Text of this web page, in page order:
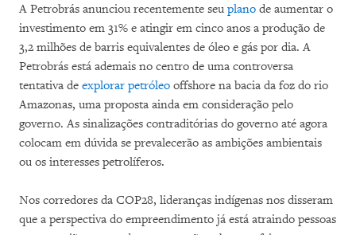
A Petrobrás anunciou recentemente seu plano de aumentar o
investimento em 31% e atingir em cinco anos a produção de
3,2 milhões de barris equivalentes de óleo e gás por dia. A
Petrobrás está ademais no centro de uma controversa
tentativa de explorar petróleo offshore na bacia da foz do rio
Amazonas, uma proposta ainda em consideração pelo
governo. As sinalizações contraditórias do governo até agora
colocam em dúvida se prevalecerão as ambições ambientais
ou os interesses petrolíferos.
Nos corredores da COP28, lideranças indígenas nos disseram
que a perspectiva do empreendimento já está atraindo pessoas